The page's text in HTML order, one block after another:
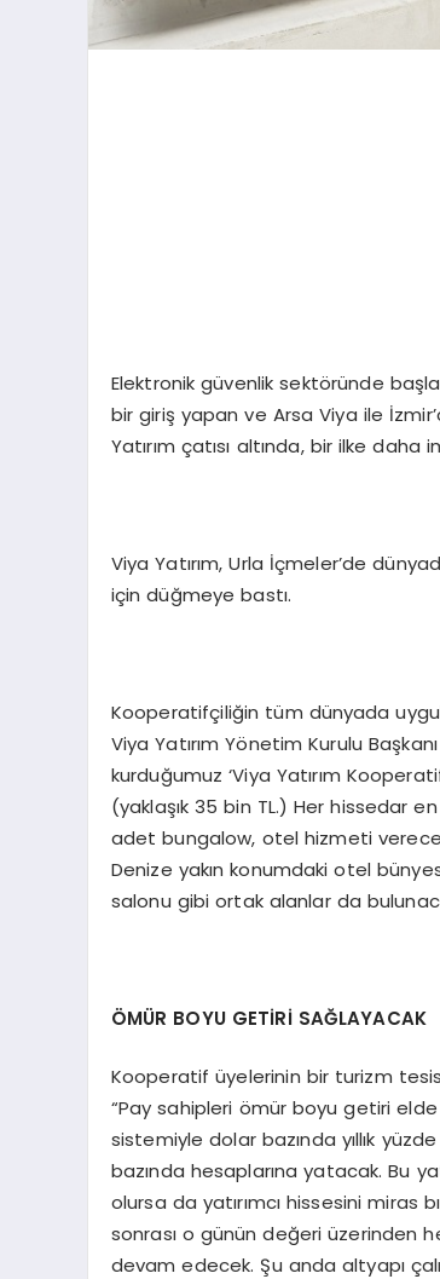
Elektronik güvenlik sektöründe
bir giriş yapan ve Arsa Viya ile
Yatırım çatısı altında, bir ilke daha
Viya Yatırım, Urla İçmeler’de
için düğmeye bastı.
Kooperatifçiliğin tüm dünyada
Viya Yatırım Yönetim Kurulu
kurduğumuz ‘Viya Yatırım
(yaklaşık 35 bin TL.) Her hissedar
adet bungalow, otel hizmeti
Denize yakın konumdaki otel
salonu gibi ortak alanlar da
ÖMÜR BOYU GETİRİ SAĞLAYACAK
Kooperatif üyelerinin bir turizm
“Pay sahipleri ömür boyu getiri elde
sistemiyle dolar bazında yıllık
bazında hesaplarına yatacak. Bu
olursa da yatırımcı hissesini miras
sonrası o günün değeri üzerinden
devam edecek. Şu anda altyapı